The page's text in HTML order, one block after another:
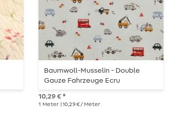
Baumwoll-Musselin - Double
Gauze Fahrzeuge Ecru
10,29 € *
1 Meter | 10,29 € / Meter